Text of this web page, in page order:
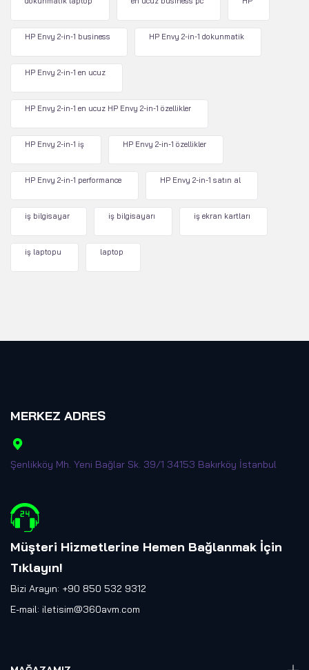
HP Envy 2-in-1 business HP Envy 2-in-1 dokunmatik
HP Envy 2-in-1 en ucuz
HP Envy 2-in-1 en ucuz HP Envy 2-in-1 özellikler
HP Envy 2-in-1 iş HP Envy 2-in-1 özellikler
HP Envy 2-in-1 performance HP Envy 2-in-1 satın al
iş bilgisayar iş bilgisayarı iş ekran kartları
iş laptopu laptop
MERKEZ ADRES
Şenlikköy Mh. Yeni Bağlar Sk. 39/1 34153 Bakırköy İstanbul
Müşteri Hizmetlerine Hemen Bağlanmak İçin
Tıklayın!
Bizi Arayın: +90 850 532 9312
E-mail: iletisim@360avm.com